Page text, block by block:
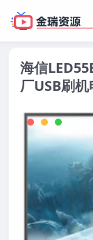
海信
厂USB刷